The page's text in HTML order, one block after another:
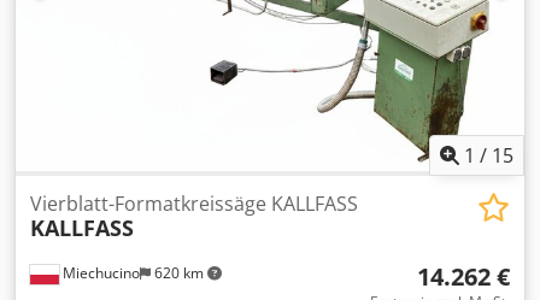
1 / 15
Miechucino 620 km
Vierblatt-Formatkreissäge KALLFASS
KALLFASS
14.262 €